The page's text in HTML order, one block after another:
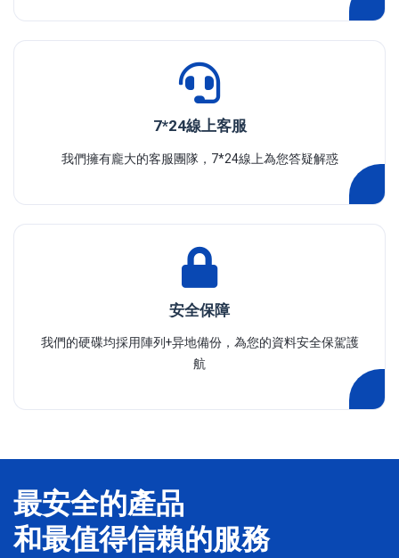
7*24線上客服
我們擁有龐大的客服團隊，7*24線上為您答疑解惑
安全保障
我們的硬碟均採用陣列+异地備份，為您的資料安全保駕護
航
最安全的產品
和最值得信賴的服務